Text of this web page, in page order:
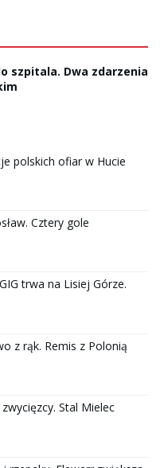
szpitala. Dwa zdarzenia
polskich ofiar w Hucie
Cztery gole
trwa na Lisiej Górze.
z rąk. Remis z Polonią
Stal Mielec